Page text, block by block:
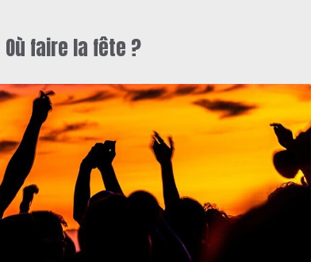
Où faire la fête ?